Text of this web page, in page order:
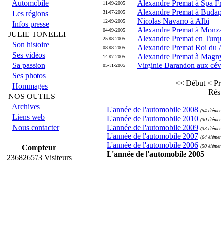
Automobile
Les régions
Infos presse
JULIE TONELLI
Son histoire
Ses vidéos
Sa passion
Ses photos
Hommages
NOS OUTILS
Archives
Liens web
Nous contacter
Compteur
236826573 Visiteurs
11-09-2005 Alexandre Premat à Spa
31-07-2005 Alexandre Premat à
12-09-2005 Nicolas Navarro à Albi
04-09-2005 Alexandre Premat à
25-08-2005 Alexandre Premat en
08-08-2005 Alexandre Premat Roi du
14-07-2005 Alexandre Premat à
05-11-2005 Virginie Barandon aux
<< Début <
L'année de l'automobile 2008 (54
L'année de l'automobile 2010 (30
L'année de l'automobile 2009 (33
L'année de l'automobile 2007 (64
L'année de l'automobile 2006 (50
L'année de l'automobile 2005